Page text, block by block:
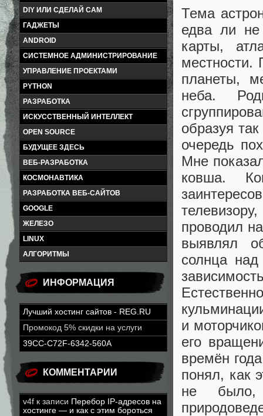
DIY ИЛИ СДЕЛАЙ САМ
ГАДЖЕТЫ
ANDROID
СИСТЕМНОЕ АДМИНИСТРИРОВАНИЕ
УПРАВЛЕНИЕ ПРОЕКТАМИ
PYTHON
РАЗРАБОТКА
ИСКУССТВЕННЫЙ ИНТЕЛЛЕКТ
OPEN SOURCE
БУДУЩЕЕ ЗДЕСЬ
ВЕБ-РАЗРАБОТКА
КОСМОНАВТИКА
РАЗРАБОТКА ВЕБ-САЙТОВ
GOOGLE
ЖЕЛЕЗО
LINUX
АЛГОРИТМЫ
ИНФОРМАЦИЯ
Лучший хостинг сайтов - REG.RU
Промокод 5% скидки на услуги
39CC-C72F-6342-560A
КОММЕНТАРИИ
v4f к записи Перебор IP-адресов на
хостинге — и как с этим бороться
Тема
едва ли не
карты,
местности.
планеты,
неба.
образуя
очередь
Мне
ковша.
проводил
выявлял
солнца
и
его
времён
понял, как
не было,